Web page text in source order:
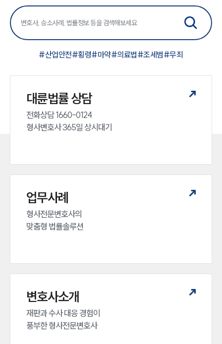
오시는 길
글로벌 파트너 로펌
고객의 소리
통합검색
업무사례
형사 주요 업무사례
사례분석/최신동향
형사 법률정보
법률지식인
언론보도
공지사항
법률 블로그
#산업안전#횡령#마약#의료법#조세범#무죄
대륜법률 상담
전화상담 1660-0124
형사변호사 365일 상시대기
업무사례
형사전문변호사의
맞춤형 법률솔루션
변호사소개
재판과 수사 대응 경험이
풍부한 형사전문변호사